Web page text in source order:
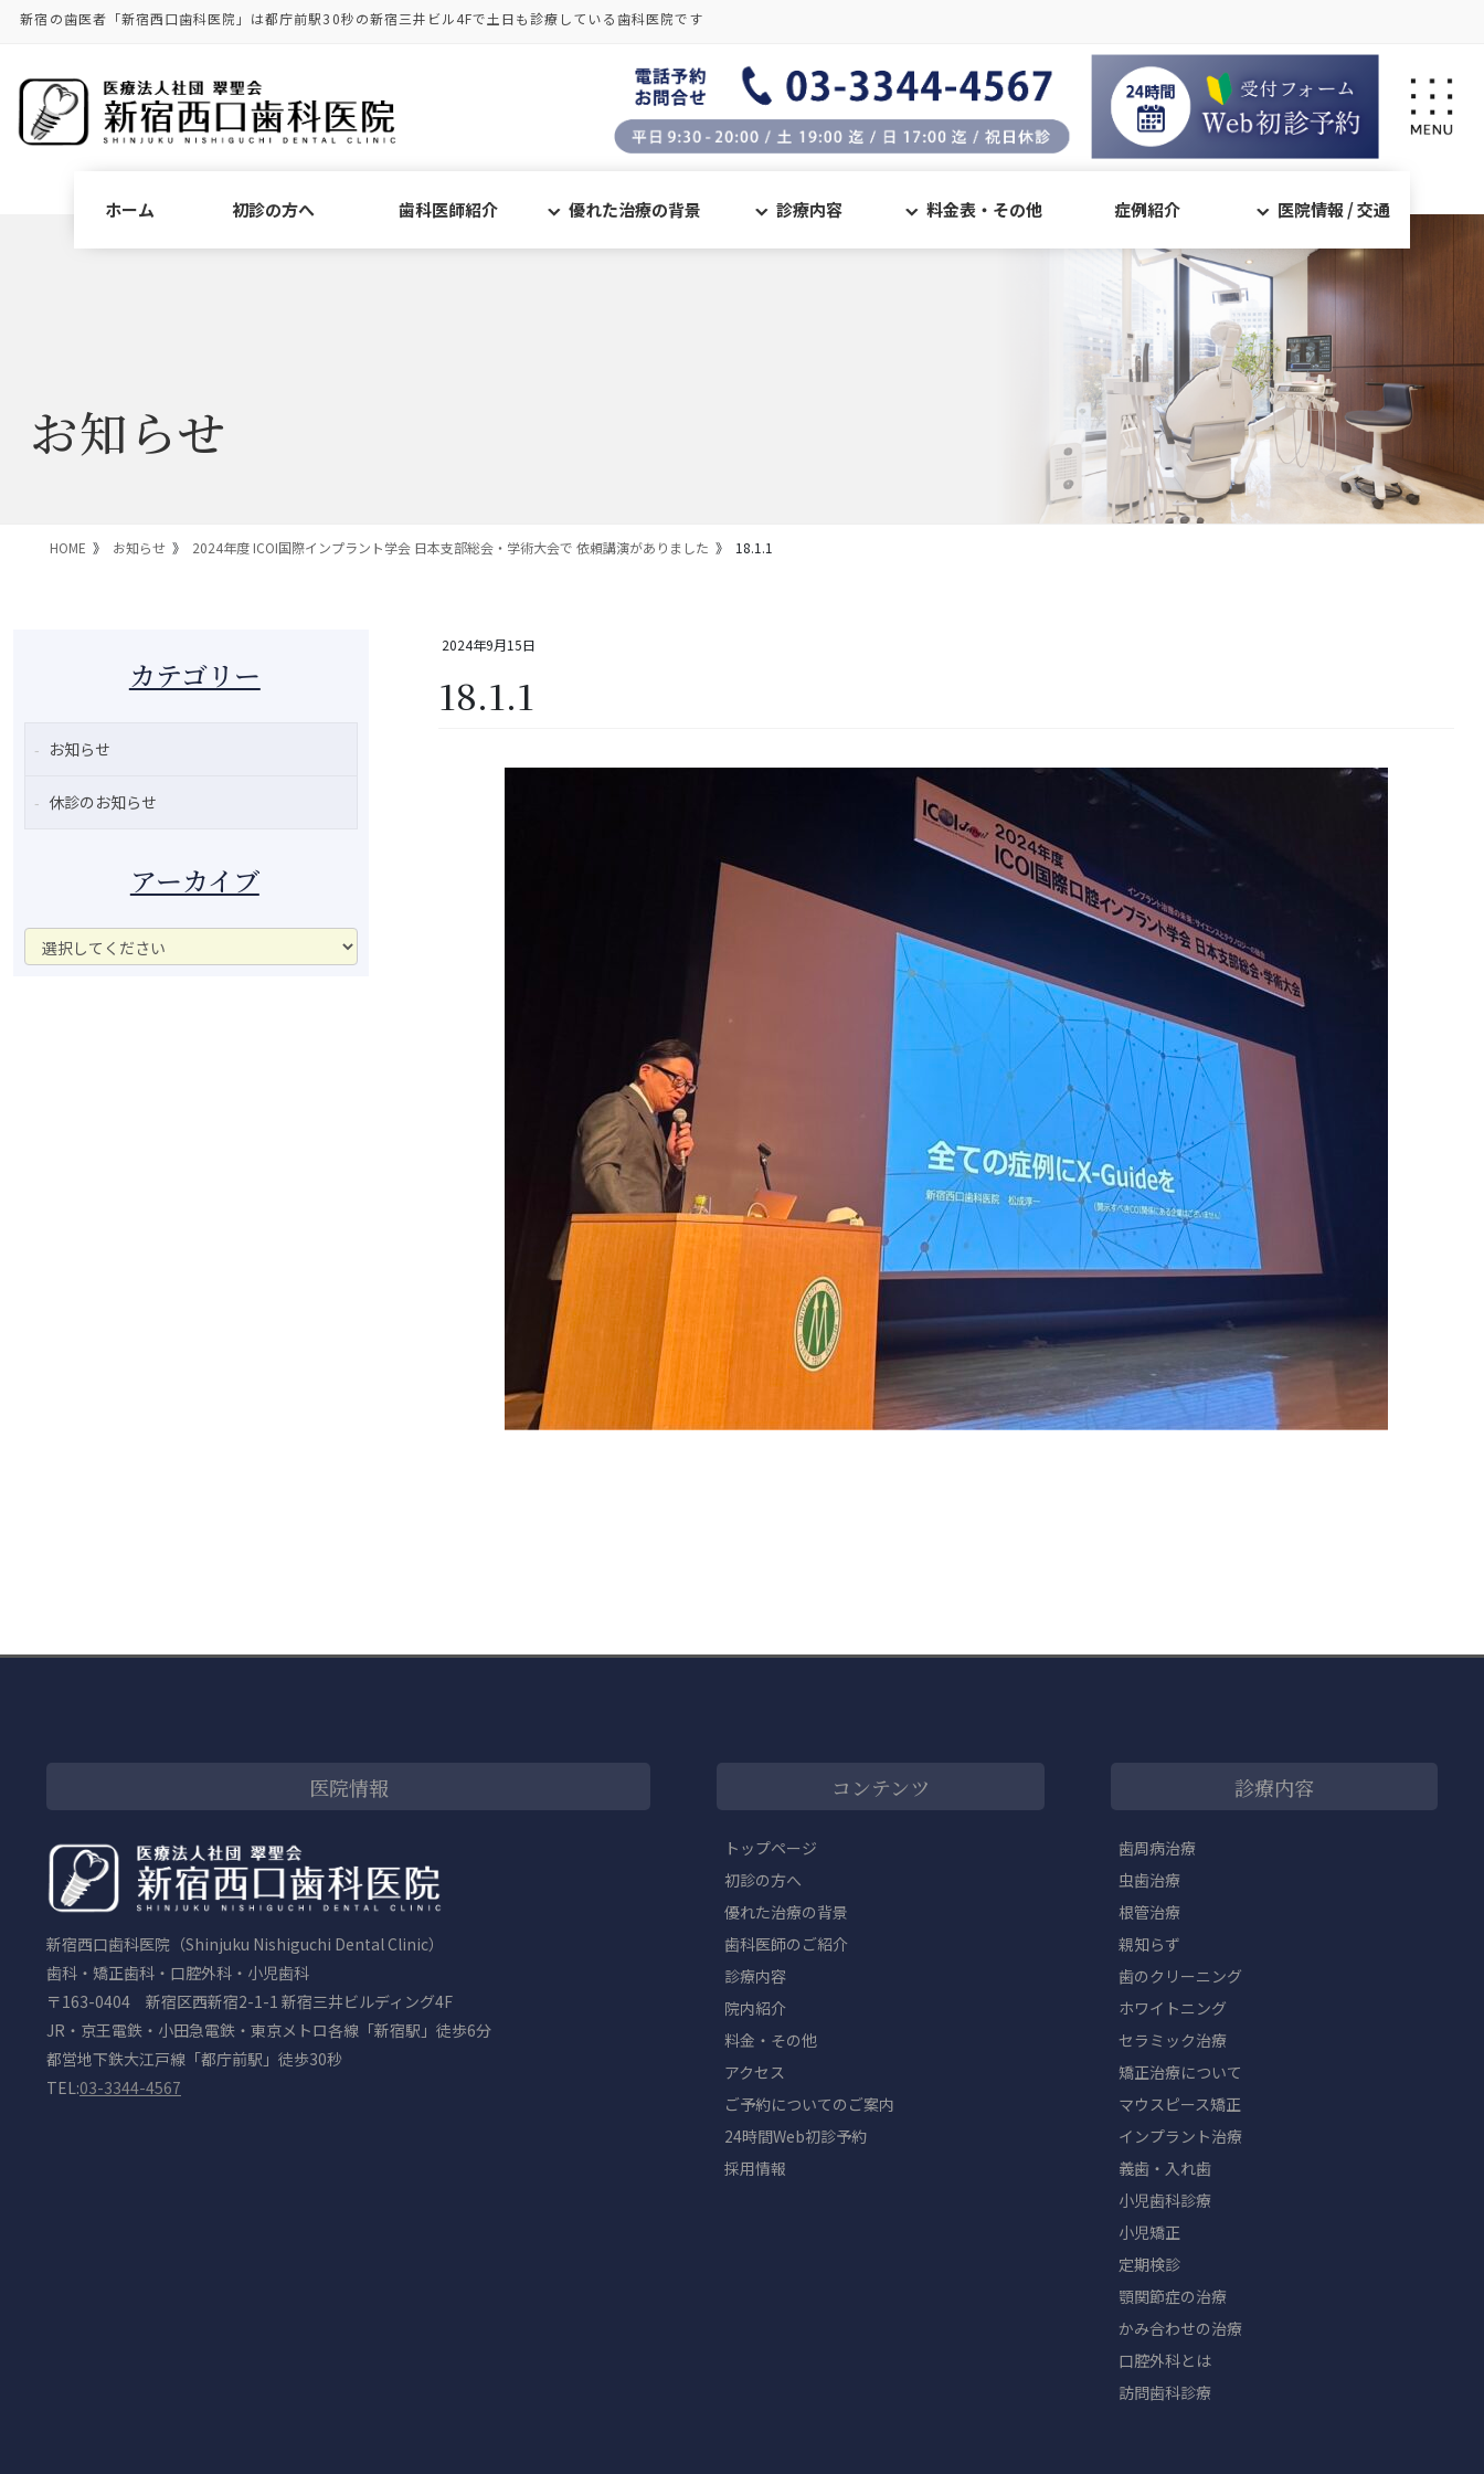
新宿の歯医者「新宿西口歯科医院」は都庁前駅30秒の新宿三井ビル4Fで土日も診療している歯科医院です
ホーム 初診の方へ 歯科医師紹介 優れた治療の背景 診療内容 料金表・その他 症例紹介 医院情報 / 交通
お知らせ
HOME お知らせ 2024年度 ICOI国際インプラント学会 日本支部総会・学術大会で 依頼講演がありました 18.1.1
2024年9月15日
18.1.1
カテゴリー
お知らせ
休診のお知らせ
アーカイブ
医院情報
新宿西口歯科医院（Shinjuku Nishiguchi Dental Clinic）
歯科・矯正歯科・口腔外科・小児歯科
〒163-0404 新宿区西新宿2-1-1 新宿三井ビルディング4F
JR・京王電鉄・小田急電鉄・東京メトロ各線「新宿駅」徒歩6分
都営地下鉄大江戸線「都庁前駅」徒歩30秒
TEL:03-3344-4567
コンテンツ
トップページ
初診の方へ
優れた治療の背景
歯科医師のご紹介
診療内容
院内紹介
料金・その他
アクセス
ご予約についてのご案内
24時間Web初診予約
採用情報
診療内容
歯周病治療
虫歯治療
根管治療
親知らず
歯のクリーニング
ホワイトニング
セラミック治療
矯正治療について
マウスピース矯正
インプラント治療
義歯・入れ歯
小児歯科診療
小児矯正
定期検診
顎関節症の治療
かみ合わせの治療
口腔外科とは
訪問歯科診療